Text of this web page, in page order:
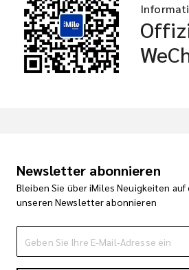
Newsletter abonnieren
Bleiben Sie über iMiles Neuigkeiten
unseren Newsletter abonnieren